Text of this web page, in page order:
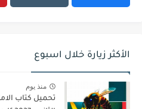
الأكثر زيارة خلال اسبوع
منذ يوم
تحميل كتاب